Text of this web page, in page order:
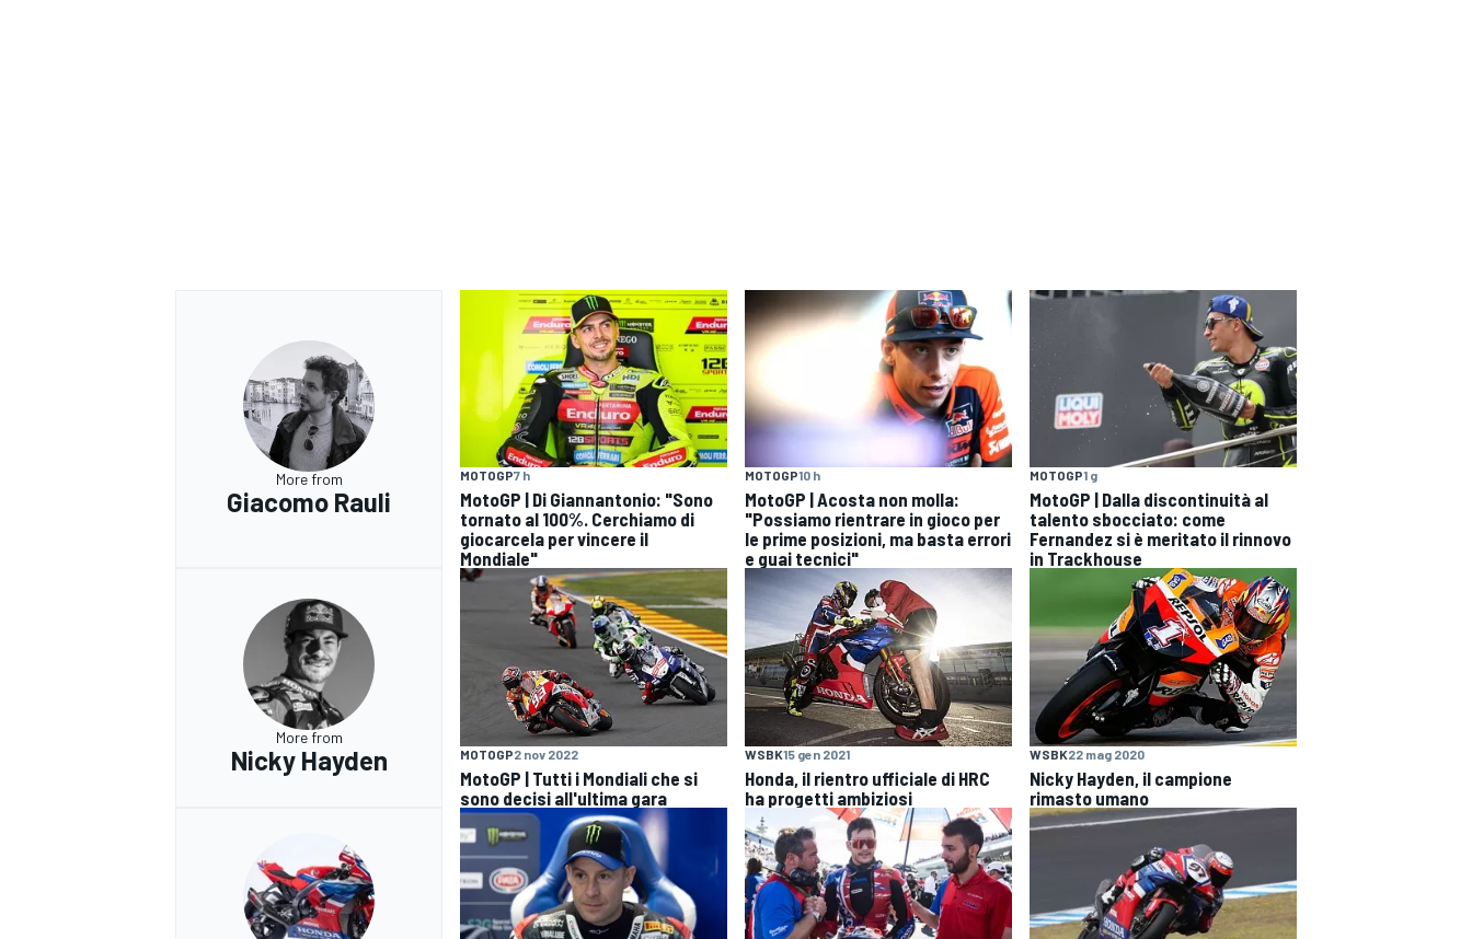
More from
Giacomo Rauli
MOTOGP7 h
MotoGP | Di Giannantonio: "Sono
tornato al 100%. Cerchiamo di
giocarcela per vincere il
Mondiale"
MOTOGP10 h
MotoGP | Acosta non molla:
"Possiamo rientrare in gioco per
le prime posizioni, ma basta errori
e guai tecnici"
MOTOGP1 g
MotoGP | Dalla discontinuità al
talento sbocciato: come
Fernandez si è meritato il rinnovo
in Trackhouse
More from
Nicky Hayden MOTOGP2 nov 2022
MotoGP | Tutti i Mondiali che si
sono decisi all'ultima gara
WSBK15 gen 2021
Honda, il rientro ufficiale di HRC
ha progetti ambiziosi
WSBK22 mag 2020
Nicky Hayden, il campione
rimasto umano